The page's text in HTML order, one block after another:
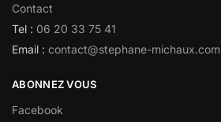
Contact
Tel : 06 20 33 75 41
Email : contact@stephane-michaux.com
ABONNEZ VOUS
Facebook